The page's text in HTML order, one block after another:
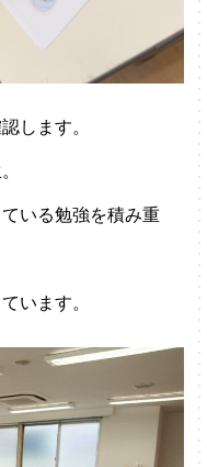
します。
いる勉強を積み重
います。